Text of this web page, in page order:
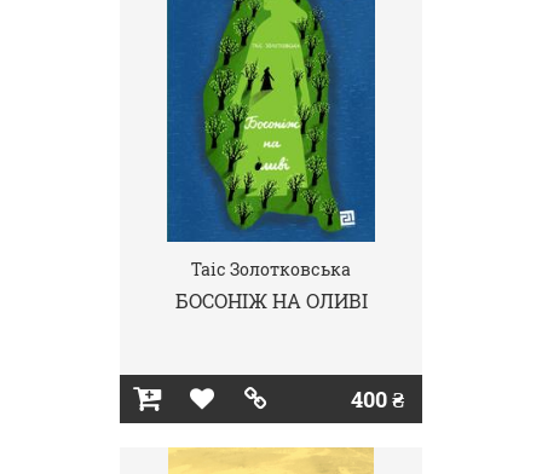
Таіс Золотковська
БОСОНІЖ НА ОЛИВІ
400 ₴